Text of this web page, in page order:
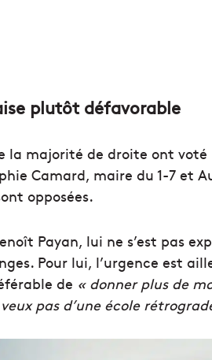
plutôt défavorable
la majorité de droite ont
Camard, maire du 1-7 et
opposées.
Payan, lui ne s’est pas
Pour lui, l’urgence est
de « donner plus de
pas d’une école